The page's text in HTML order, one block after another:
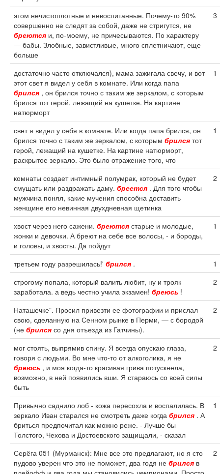
этом нечистоплотные и невоспитанные. Почему-то 90%
совершенно не следят за собой, даже не стригутся, не
бреются и, по-моему, не причесываются. По характеру
— бабы. Злобные, завистливые, много сплетничают, еще
больше
3
достаточно часто отключался), мама зажигала свечу, и вот
этот свет я видел у себя в комнате. Или когда папа
брился , он брился точно с таким же зеркалом, с которым
брился тот герой, лежащий на кушетке. На картине
натюрморт
1
свет я видел у себя в комнате. Или когда папа брился, он
брился точно с таким же зеркалом, с которым брился тот
герой, лежащий на кушетке. На картине натюрморт,
раскрытое зеркало. Это было отражение того, что
1
комнаты создает интимный полумрак, который не будет
смущать или раздражать даму. бреется . Для того чтобы
мужчина понял, какие мучения способна доставить
женщине его невинная двухдневная щетинка
2
хвост через него сажени. бреются старые и молодые,
жонки и девочки. А бреют на себе все волосы, - и бороды,
и головы, и хвосты. Да пойдут
1
третьем году разрешилась!' брился .
1
строгому попала, который валить любит, ну и трояк
заработала. а ведь честно учила экзамен! бреюсь !
2
Наташечке”. Просил привезти ее фотографии и прислал
свою, сделанную на Сенном рынке в Перми, — с бородой
(не брился со дня отъезда из Гатчины).
2
мог стоять, выпрямив спину. Я всегда опускаю глаза,
говоря с людьми. Во мне что-то от алкоголика, я не
бреюсь , и моя когда-то красивая грива потускнела,
возможно, в ней появились вши. Я стараюсь со всей силы
быть
2
Привычно саднило лоб - кожа пересохла и воспалилась. В
зеркало Иван старался не смотреть даже когда брился . А
бриться предпочитал как можно реже. - Лучше бы
Толстого, Чехова и Достоевского защищали, - сказал
1
Серёга 051 (Мурманск): Мне все это предлагают, но я сто
пудово уверен что это не поможет, два годя не брился в
2